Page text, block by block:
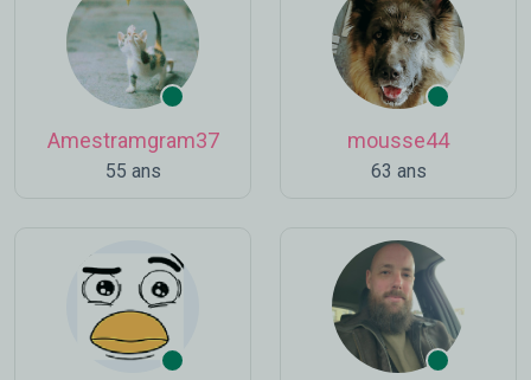
Amestramgram37
55 ans
mousse44
63 ans